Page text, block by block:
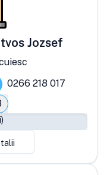
Jozsef
0266 218 017